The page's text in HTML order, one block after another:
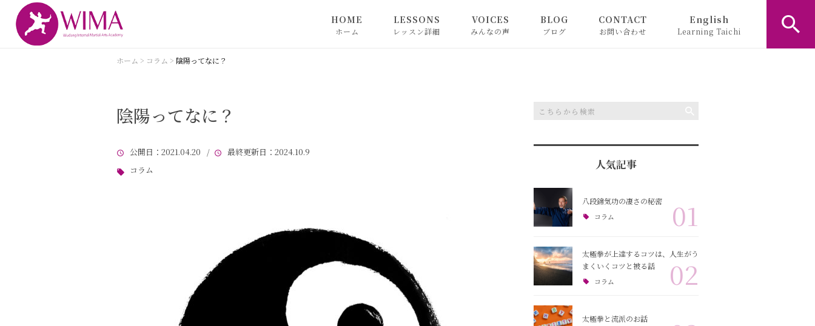
HOME
ホーム
LESSONS
レッスン詳細
VOICES
みんなの声
BLOG
ブログ
CONTACT
お問い合わせ
English
Learning Taichi
ホーム > コラム > 陰陽ってなに？
陰陽ってなに？
公開日 ：2021.04.20 / 最終更新日 ：2024.10.9
コラム
人気記事
八段錦気功の凄さの秘密
コラム 01
太極拳が上達するコツは、人生がう
まくいくコツと被る話
コラム 02
太極拳と流派のお話